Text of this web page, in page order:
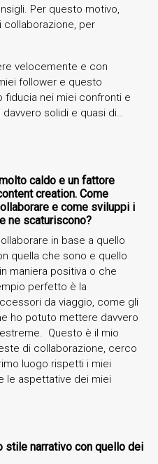
Per questo motivo,
per
velocemente e con
follower e questo
nei miei confronti e
solidi e quasi di…
caldo e un fattore
creation. Come
e come sviluppi i
ne scaturiscono?
in base a quello
quella che sono e quello
maniera positiva o che
perfetto è la
da viaggio, come gli
ho potuto mettere davvero
Questo è il mio
di collaborazione, cerco
luogo rispetti i miei
le aspettative dei miei
stile narrativo con quello dei